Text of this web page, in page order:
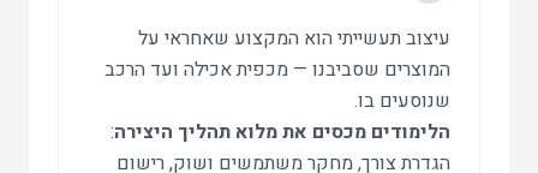
עיצוב תעשייתי הוא המקצוע שאחראי על
המוצרים שסביבנו — מכפית אכילה ועד הרכב
שנוסעים בו.
הלימודים מכסים את מלוא תהליך היצירה:
הגדרת צורך, מחקר משתמשים ושוק, רישום